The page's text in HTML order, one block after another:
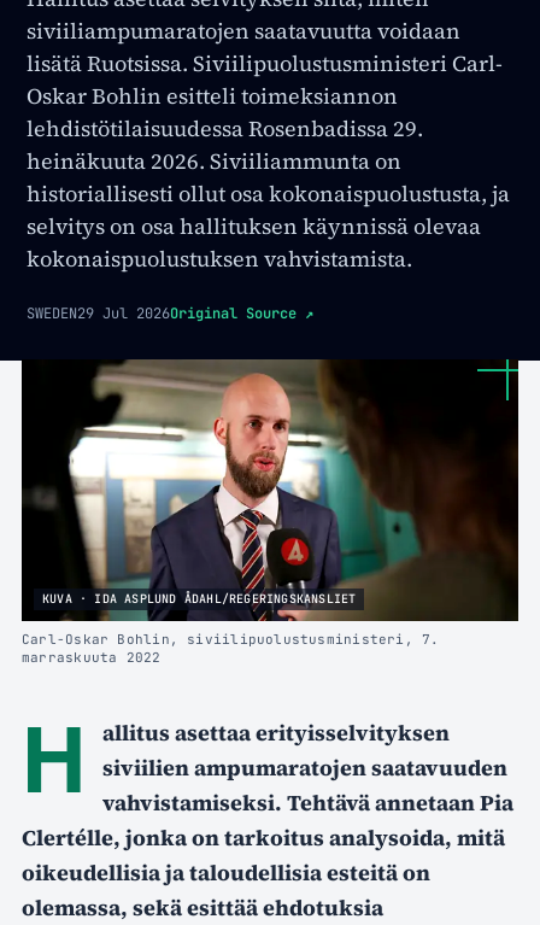
siviiliampumaratojen saatavuutta voidaan
lisätä Ruotsissa. Siviilipuolustusministeri Carl-
Oskar Bohlin esitteli toimeksiannon
lehdistötilaisuudessa Rosenbadissa 29.
heinäkuuta 2026. Siviiliammunta on
historiallisesti ollut osa kokonaispuolustusta, ja
selvitys on osa hallituksen käynnissä olevaa
kokonaispuolustuksen vahvistamista.
SWEDEN29 Jul 2026Original Source ↗
KUVA · IDA ASPLUND ÅDAHL/REGERINGSKANSLIET
Carl-Oskar Bohlin, siviilipuolustusministeri, 7.
marraskuuta 2022
H
allitus asettaa erityisselvityksen
siviilien ampumaratojen saatavuuden
vahvistamiseksi. Tehtävä annetaan Pia
Clertélle, jonka on tarkoitus analysoida, mitä
oikeudellisia ja taloudellisia esteitä on
olemassa, sekä esittää ehdotuksia